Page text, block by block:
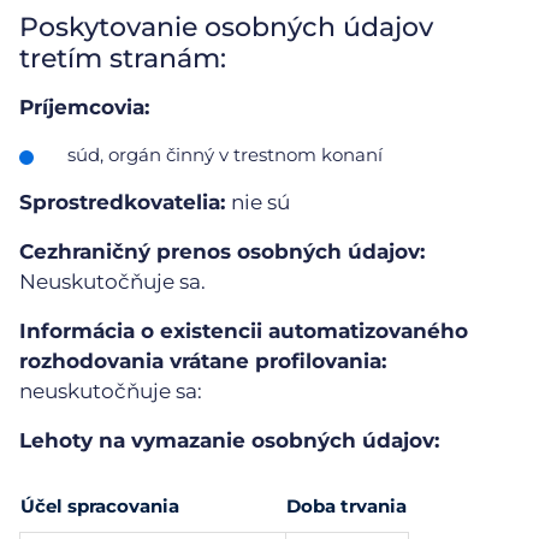
Poskytovanie osobných údajov
tretím stranám:
Príjemcovia:
súd, orgán činný v trestnom konaní
Sprostredkovatelia: nie sú
Cezhraničný prenos osobných údajov:
Neuskutočňuje sa.
Informácia o existencii automatizovaného
rozhodovania vrátane profilovania:
neuskutočňuje sa:
Lehoty na vymazanie osobných údajov:
Účel spracovania
Doba trvania